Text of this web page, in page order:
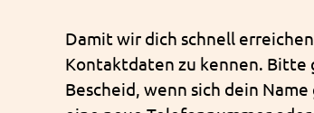
Damit wir dich schnell
Kontaktdaten zu kennen. Bitte
Bescheid, wenn sich dein